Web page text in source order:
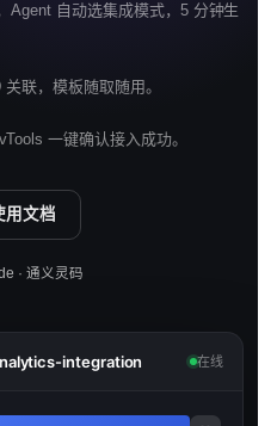
Agent 自动选集成模式，5 分钟生
联，模板随取随用。
一键确认接入成功。
用文档
· 通义灵码
integration 在线